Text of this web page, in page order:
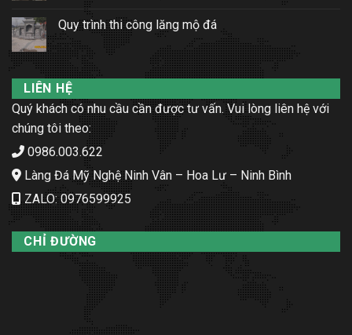
Quy trình thi công lăng mộ đá
LIÊN HỆ
Quý khách có nhu cầu cần được tư vấn. Vui lòng liên hệ với
chúng tôi theo:
0986.003.622
Làng Đá Mỹ Nghệ Ninh Vân – Hoa Lư – Ninh Bình
ZALO: 0976599925
CHỈ ĐƯỜNG